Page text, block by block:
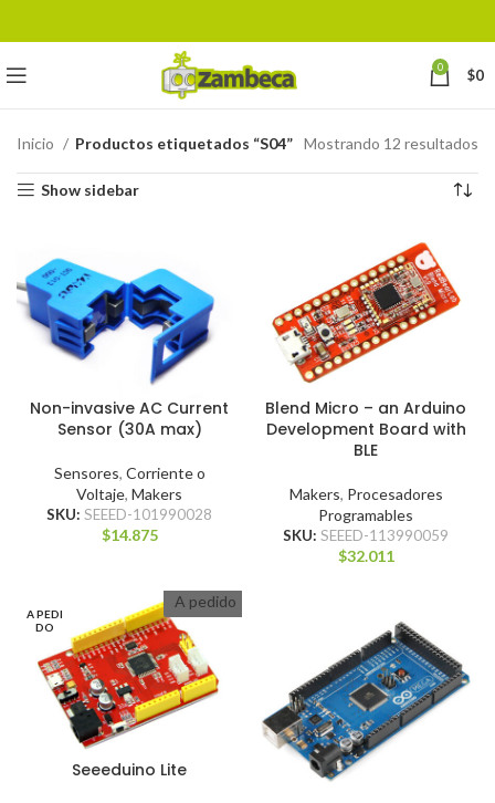
0 $0
Inicio Productos etiquetados “S04” Mostrando 12 resultados
Show sidebar
Non-invasive AC Current
Sensor (30A max)
Sensores, Corriente o
Voltaje, Makers
SKU: SEEED-101990028
$14.875
Blend Micro – an Arduino
Development Board with
BLE
Makers, Procesadores
Programables
SKU: SEEED-113990059
$32.011
A PEDI
DO
A pedido
Seeeduino Lite